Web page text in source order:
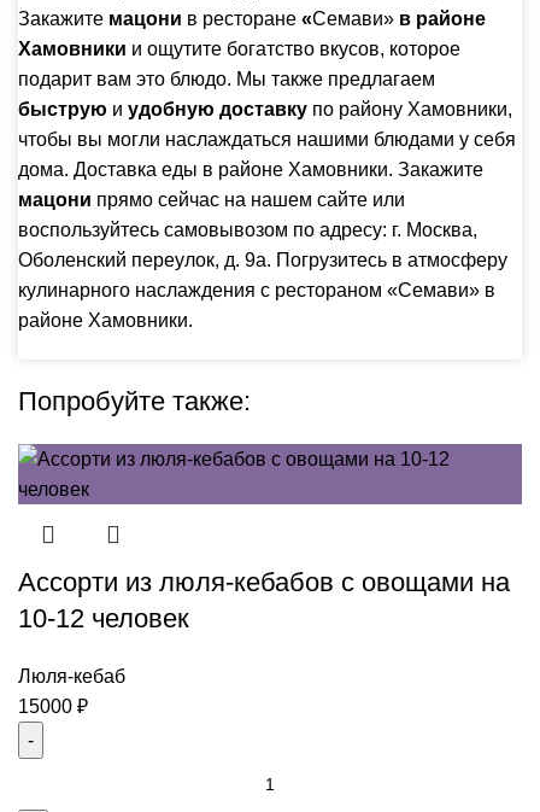
Закажите мацони в ресторане «Семави» в районе
Хамовники и ощутите богатство вкусов, которое
подарит вам это блюдо. Мы также предлагаем
быструю и удобную доставку по району Хамовники,
чтобы вы могли наслаждаться нашими блюдами у себя
дома. Доставка еды в районе Хамовники. Закажите
мацони прямо сейчас на нашем сайте или
воспользуйтесь самовывозом по адресу: г. Москва,
Оболенский переулок, д. 9а. Погрузитесь в атмосферу
кулинарного наслаждения с рестораном «Семави» в
районе Хамовники.
Попробуйте также:
Ассорти из люля-кебабов с овощами на
10-12 человек
Люля-кебаб
15000 ₽